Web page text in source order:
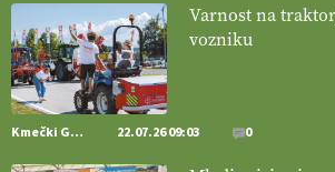
[EKOloško = LOGIČNO
Poleti pridelek
vlaga.
VEČ
https://t.co/qmMX2yevum
https://t.co/dDwsipE645
Varnost na
vozniku
Kmečki Glas 22.07.26 09:03 0